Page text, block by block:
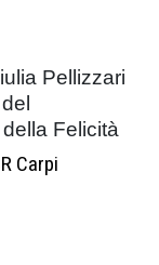
Pellizzari
Felicità
Carpi